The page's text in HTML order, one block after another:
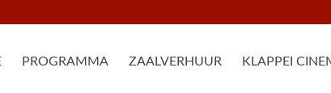
PROGRAMMA ZAALVERHUUR KLAPPEI